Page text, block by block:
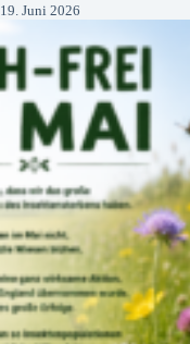
19. Juni 2026